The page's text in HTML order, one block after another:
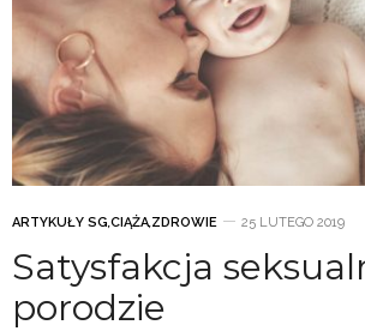
ARTYKUŁY SG CIĄŻA ZDROWIE 25 LUTEGO 2019
Satysfakcja
porodzie